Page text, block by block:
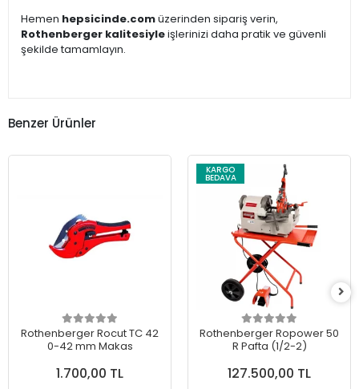
Hemen hepsicinde.comüzerinden sipariş verin,
Rothenberger kalitesiyleişlerinizi daha pratik ve güvenli
şekilde tamamlayın.
Benzer Ürünler
Rothenberger Rocut TC 42
0-42 mm Makas
1.700,00 TL
KARGO
BEDAVA
Rothenberger Ropower 50
R Pafta (1/2-2)
127.500,00 TL